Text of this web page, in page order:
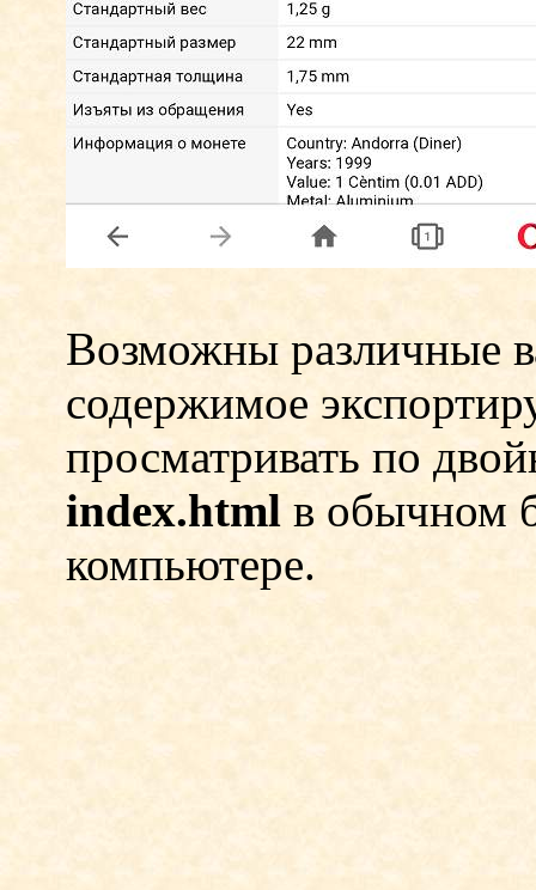
Возможны различные
содержимое
просматривать по
index.html в обычном
компьютере.